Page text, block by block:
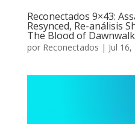
Reconectados 9×43:
Resynced, Re-análisis
The Blood of
por Reconectados | Jul